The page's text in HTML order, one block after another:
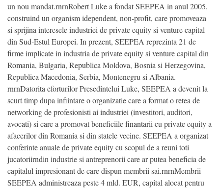
un nou mandat.rnrnRobert Luke a fondat SEEPEA in anul 2005,
construind un organism idependent, non-profit, care promoveaza
si sprijina interesele industriei de private equity si venture capital
din Sud-Estul Europei. In prezent, SEEPEA reprezinta 21 de
firme implicate in industria de private equity si venture capital din
Romania, Bulgaria, Republica Moldova, Bosnia si Herzegovina,
Republica Macedonia, Serbia, Montenegru si Albania.
rnrnDatorita eforturilor Presedintelui Luke, SEEPEA a devenit la
scurt timp dupa infiintare o organizatie care a format o retea de
networking de profesionisti ai industriei (investitori, auditori,
avocati) si care a promovat beneficiile finantarii cu private equity a
afacerilor din Romania si din statele vecine. SEEPEA a organizat
conferinte anuale de private equity cu scopul de a reuni toti
jucatoriirndin industrie si antreprenorii care ar putea beneficia de
capitalul impresionant de care dispun membrii sai.rnrnMembrii
SEEPEA administreaza peste 4 mld. EUR, capital alocat pentru